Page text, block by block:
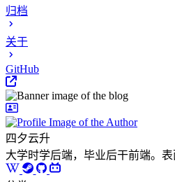
归档
关于
GitHub
四夕云升
大学时学后端，毕业后干前端。